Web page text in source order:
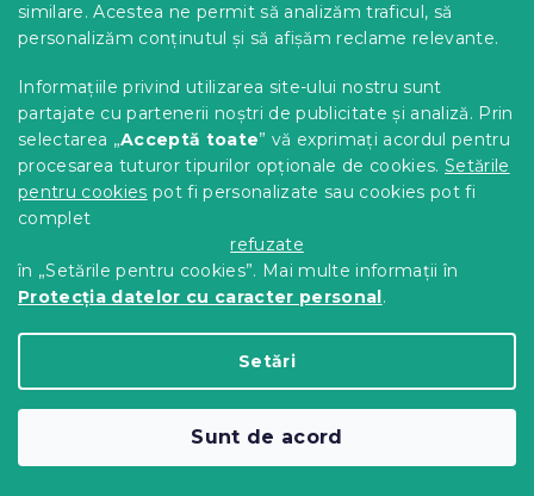
similare. Acestea ne permit să analizăm traficul, să
personalizăm conținutul și să afișăm reclame relevante.
Informațiile privind utilizarea site-ului nostru sunt
partajate cu partenerii noștri de publicitate și analiză. Prin
selectarea „Acceptă toate” vă exprimați acordul pentru
procesarea tuturor tipurilor opționale de cookies. Setările
pentru cookies pot fi personalizate sau cookies pot fi
complet
refuzate
în „Setările pentru cookies”. Mai multe informații în
Protecția datelor cu caracter personal.
Setări
Sunt de acord
48 Lei Detalii